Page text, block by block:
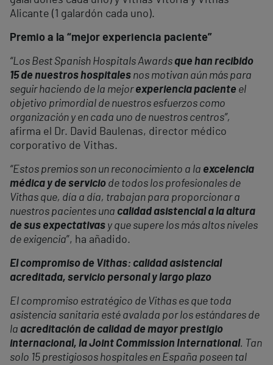
Alicante (1 galardón cada uno).
Premio a la “mejor experiencia paciente”
“Los Best Spanish Hospitals Awards que han recibido
15 de nuestros hospitales nos motivan aún más para
seguir haciendo de la mejorexperiencia paciente el
objetivo primordial de nuestros esfuerzos como
organización y en cada uno de nuestros centros”,
afirma el Dr. David Baulenas, director médico
corporativo de Vithas.
“Estos premios son un reconocimiento a la excelencia
médica y de servicio de todos los profesionales de
Vithas que, día a día, trabajan para proporcionar a
nuestros pacientes una calidad asistencial a la altura
de sus expectativas y que supere los más altos niveles
de exigencia”, ha añadido.
El compromiso de Vithas: calidad asistencial
acreditada, servicio personal y largo plazo
El compromiso estratégico de Vithas es que toda
asistencia sanitaria esté avalada por los estándares de
la acreditación de calidad de mayor prestigio
internacional, la Joint Commission International. Tan
solo 15 prestigiosos hospitales en España poseen tal